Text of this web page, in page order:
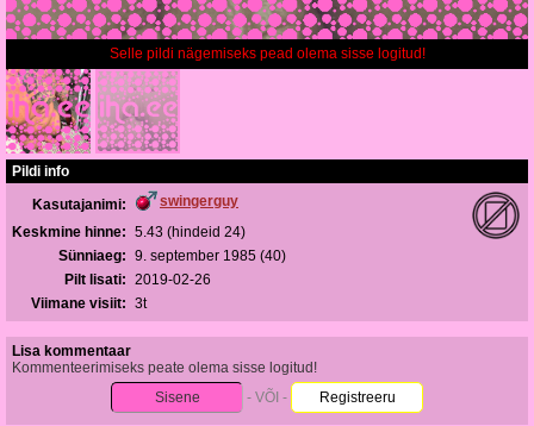
Selle pildi nägemiseks pead olema sisse logitud!
Pildi info
Kasutajanimi:
swingerguy
Keskmine hinne: 5.43 (hindeid 24)
Sünniaeg: 9. september 1985 (40)
Pilt lisati: 2019-02-26
Viimane visiit: 3t
Lisa kommentaar
Kommenteerimiseks peate olema sisse logitud!
Sisene
- VÕI - Registreeru